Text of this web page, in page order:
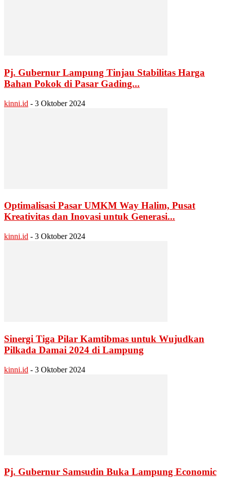
Pj. Gubernur Lampung Tinjau Stabilitas Harga
Bahan Pokok di Pasar Gading...
kinni.id - 3 Oktober 2024
Optimalisasi Pasar UMKM Way Halim, Pusat
Kreativitas dan Inovasi untuk Generasi...
kinni.id - 3 Oktober 2024
Sinergi Tiga Pilar Kamtibmas untuk Wujudkan
Pilkada Damai 2024 di Lampung
kinni.id - 3 Oktober 2024
Pj. Gubernur Samsudin Buka Lampung Economic